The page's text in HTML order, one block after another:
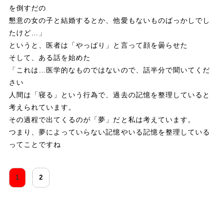
を倒すだの
懇意の女の子と結婚するとか、他愛もないものばっかしでし
たけど…」
というと、医者は「やっぱり」と言って顔を曇らせた
そして、ある話を始めた
「これは…医学的なものではないので、話半分で聞いてくだ
さい
人間は「寝る」という行為で、過去の記憶を整理していると
考えられています。
その過程で出てくるのが「夢」だと私は考えています。
つまり、夢によっていらない記憶やいる記憶を整理している
ってことですね
1 2